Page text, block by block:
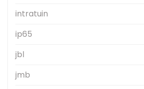
intratuin
ip65
jbl
jmb